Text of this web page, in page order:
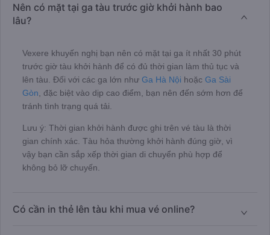
Nên có mặt tại ga tàu trước giờ khởi hành bao
lâu?
Vexere khuyến nghị bạn nên có mặt tại ga ít nhất 30 phút
trước giờ tàu khởi hành để có đủ thời gian làm thủ tục và
lên tàu. Đối với các ga lớn như Ga Hà Nội hoặc Ga Sài
Gòn , đặc biệt vào dịp cao điểm, bạn nên đến sớm hơn để
tránh tình trạng quá tải.
Lưu ý: Thời gian khởi hành được ghi trên vé tàu là thời
gian chính xác. Tàu hỏa thường khởi hành đúng giờ, vì
vậy bạn cần sắp xếp thời gian di chuyển phù hợp để
không bỏ lỡ chuyến.
Có cần in thẻ lên tàu khi mua vé online?